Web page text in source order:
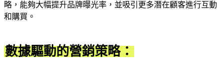
略，能夠大幅提升品牌曝光率，並吸引更多潛在顧客進行互動
和購買。
數據驅動的營銷策略：